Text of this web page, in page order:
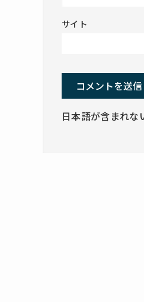
サイト
日本語が含まれな